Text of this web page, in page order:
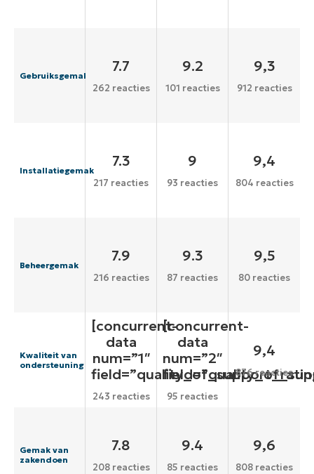
Gebruiksgemak
7.7
262 reacties
9.2
101 reacties
9,3
912 reacties
Installatiegemak
7.3
217 reacties
9
93 reacties
9,4
804 reacties
Beheergemak
7.9
216 reacties
9.3
87 reacties
9,5
80 reacties
Kwaliteit van
ondersteuning
[concurrent-
data
num=”1″
243 reacties
[concurrent-
data
num=”2″
95 reacties
9,4
876 reacties
Gemak van
zakendoen
7.8
208 reacties
9.4
85 reacties
9,6
808 reacties